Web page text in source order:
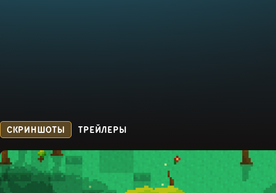
СКРИНШОТЫ ТРЕЙЛЕРЫ